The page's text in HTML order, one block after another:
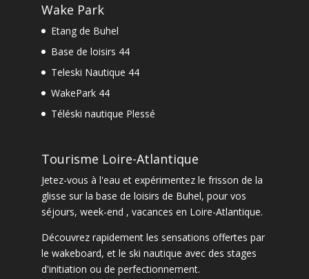
Wake Park
Etang de Buhel
Base de loisirs 44
Teleski Nautique 44
WakePark 44
Téléski nautique Plessé
Tourisme Loire-Atlantique
Jetez-vous à l'eau et expérimentez le frisson de la
glisse sur la base de loisirs de Buhel, pour vos
séjours, week-end , vacances en Loire-Atlantique.
Découvrez rapidement les sensations offertes par
le wakeboard, et le ski nautique avec des stages
d'initiation ou de perfectionnement.